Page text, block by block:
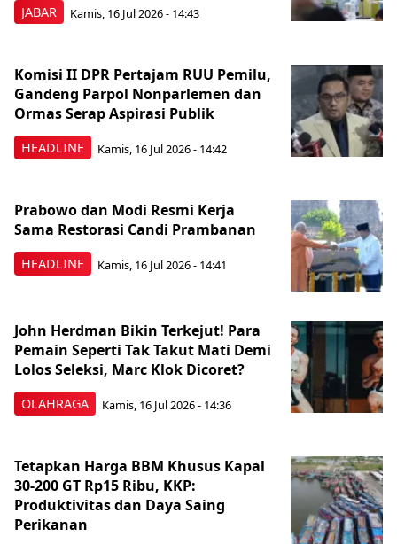
JABAR Kamis, 16 Jul 2026 - 14:43
HEADLINE
Komisi II DPR Pertajam RUU Pemilu,
Gandeng Parpol Nonparlemen dan
Ormas Serap Aspirasi Publik
Kamis, 16 Jul 2026 - 14:42
HEADLINE
Prabowo dan Modi Resmi Kerja
Sama Restorasi Candi Prambanan
Kamis, 16 Jul 2026 - 14:41
OLAHRAGA
John Herdman Bikin Terkejut! Para
Pemain Seperti Tak Takut Mati Demi
Lolos Seleksi, Marc Klok Dicoret?
Kamis, 16 Jul 2026 - 14:36
Tetapkan Harga BBM Khusus Kapal
30-200 GT Rp15 Ribu, KKP:
Produktivitas dan Daya Saing
Perikanan